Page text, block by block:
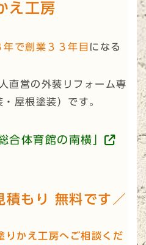
え工房
年で創業３３年目 になる
直営の外装リフォーム専
・屋根塗装）です。
合体育館の南横」
積もり 無料です／
りかえ工房へご相談くだ